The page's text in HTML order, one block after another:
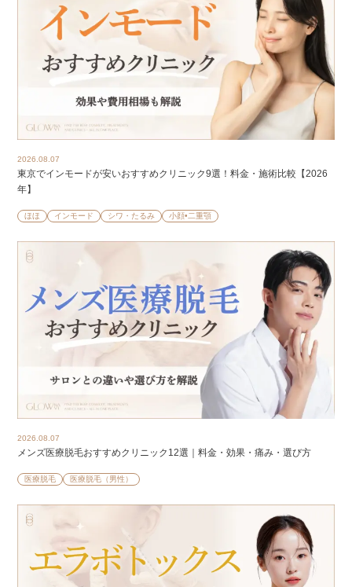
2026.08.07
東京でインモードが安いおすすめクリニック9選！料金・施術比較【2026
年】
ほほ インモード シワ・たるみ 小顔•二重顎
2026.08.07
メンズ医療脱毛おすすめクリニック12選｜料金・効果・痛み・選び方
医療脱毛 医療脱毛（男性）